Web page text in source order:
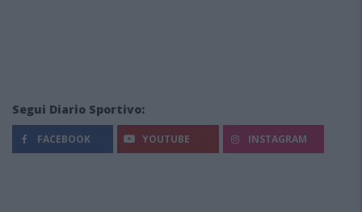
Segui Diario Sportivo:
FACEBOOK YOUTUBE INSTAGRAM